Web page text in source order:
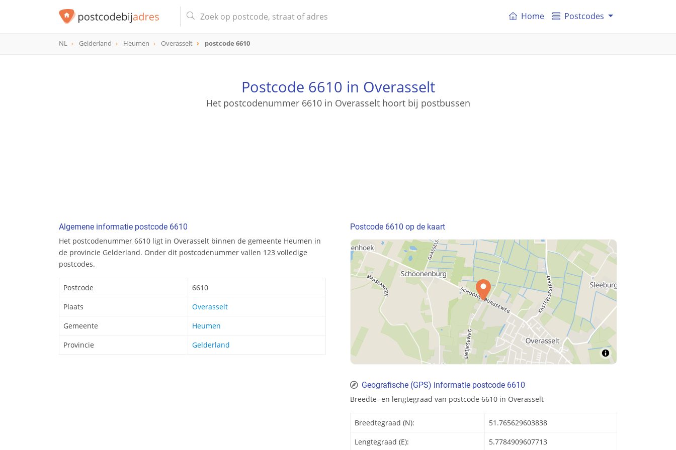
Home Postcodes
NL Gelderland Heumen Overasselt postcode 6610
Postcode 6610 in Overasselt
Het postcodenummer 6610 in Overasselt hoort bij postbussen
Algemene informatie postcode 6610
Het postcodenummer 6610 ligt in Overasselt binnen de gemeente Heumen in
de provincie Gelderland. Onder dit postcodenummer vallen 123 volledige
postcodes.
Postcode
6610
Plaats
Overasselt
Gemeente
Heumen
Provincie
Gelderland
Postcode 6610 op de kaart
Geografische (GPS) informatie postcode 6610
Breedte- en lengtegraad van postcode 6610 in Overasselt
Breedtegraad (N):
51.765629603838
Lengtegraad (E):
5.7784909607713